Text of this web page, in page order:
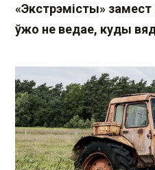
«Экстрэмісты»
ўжо не ведае, куды